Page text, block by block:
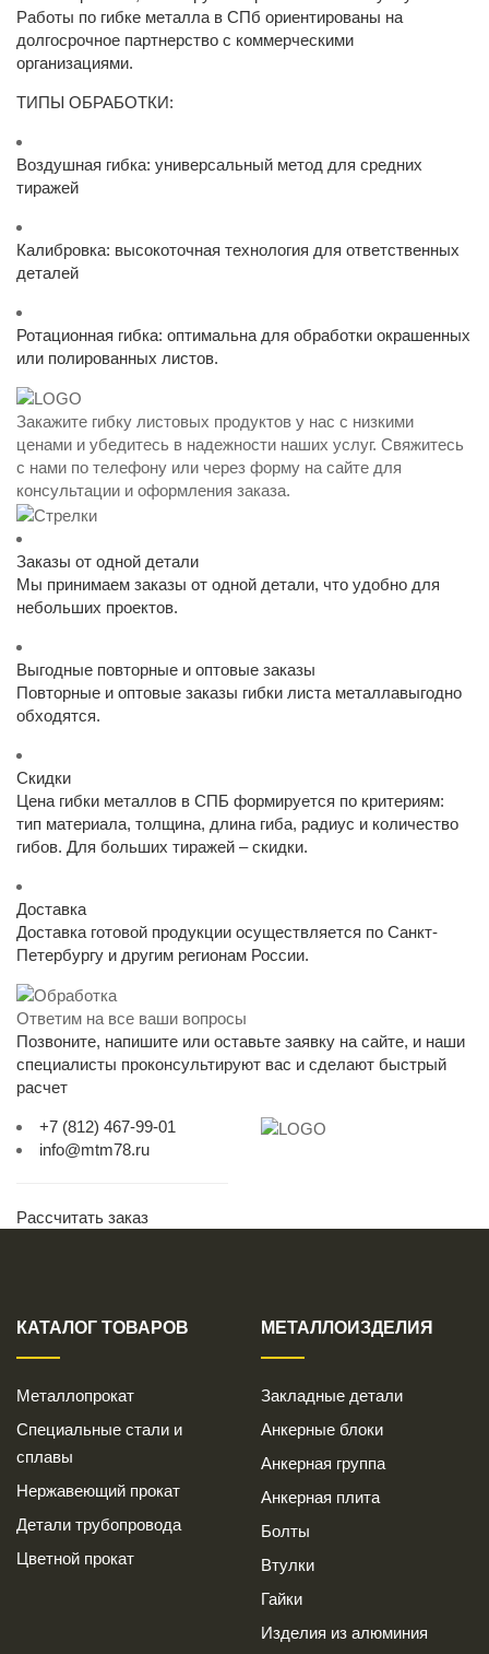
Работы по гибке металла в СПб ориентированы на
долгосрочное партнерство с коммерческими
организациями.
ТИПЫ ОБРАБОТКИ:
Воздушная гибка: универсальный метод для средних
тиражей
Калибровка: высокоточная технология для ответственных
деталей
Ротационная гибка: оптимальна для обработки окрашенных
или полированных листов.
Закажите гибку листовых продуктов у нас с низкими
ценами и убедитесь в надежности наших услуг. Свяжитесь
с нами по телефону или через форму на сайте для
консультации и оформления заказа.
Заказы от одной детали
Мы принимаем заказы от одной детали, что удобно для
небольших проектов.
Выгодные повторные и оптовые заказы
Повторные и оптовые заказы гибки листа металлавыгодно
обходятся.
Скидки
Цена гибки металлов в СПБ формируется по критериям:
тип материала, толщина, длина гиба, радиус и количество
гибов. Для больших тиражей – скидки.
Доставка
Доставка готовой продукции осуществляется по Санкт-
Петербургу и другим регионам России.
Ответим на все ваши вопросы
Позвоните, напишите или оставьте заявку на сайте, и наши
специалисты проконсультируют вас и сделают быстрый
расчет
+7 (812) 467-99-01
info@mtm78.ru
Рассчитать заказ
КАТАЛОГ ТОВАРОВ
Металлопрокат
Специальные стали и
сплавы
Нержавеющий прокат
Детали трубопровода
Цветной прокат
МЕТАЛЛОИЗДЕЛИЯ
Закладные детали
Анкерные блоки
Анкерная группа
Анкерная плита
Болты
Втулки
Гайки
Изделия из алюминия